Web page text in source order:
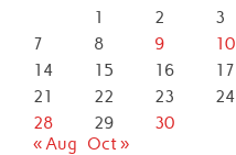
1 2 3
7
8 9 10
14
15 16 17
21
22 23 24
28
29
30
« Aug
Oct »